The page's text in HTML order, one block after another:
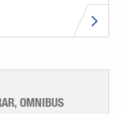
OMNIBUS